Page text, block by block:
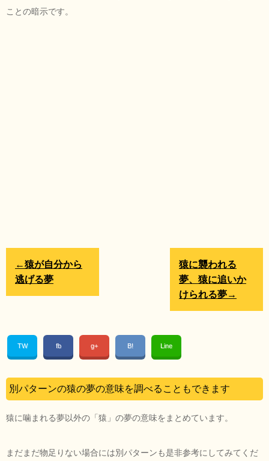
ことの暗示です。
猿に襲われる
夢、猿に追いか
けられる夢→
←猿が自分から
逃げる夢
TW fb g+ B! Line
別パターンの猿の夢の意味を調べることもできます
猿に噛まれる夢以外の「猿」の夢の意味をまとめています。
まだまだ物足りない場合には別パターンも是非参考にしてみてくだ